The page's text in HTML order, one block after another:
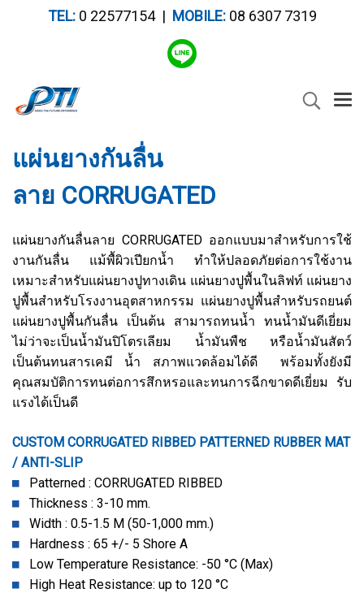
TEL:0 22577154 | MOBILE: 08 6307 7319
แผ่นยางกันลื่น
ลาย CORRUGATED
แผ่นยางกันลื่นลาย CORRUGATED ออกแบบมาสำหรับการใช้
งานกันลื่น แม้พื้ผิวเปียกน้ำ ทำให้ปลอดภัยต่อการใช้งาน
เหมาะสำหรับแผ่นยางปูทางเดิน แผ่นยางปูพื้นในลิฟท์ แผ่นยาง
ปูพื้นสำหรับโรงงานอุตสาหกรรม แผ่นยางปูพื้นสำหรับรถยนต์
แผ่นยางปูพื้นกันลื่น เป็นต้น สามารถทนน้ำ ทนน้ำมันดีเยี่ยม
ไม่ว่าจะเป็นน้ำมันปิโตรเลียม น้ำมันพืช หรือน้ำมันสัตว์
เป็นต้นทนสารเคมี น้ำ สภาพแวดล้อมได้ดี พร้อมทั้งยังมี
คุณสมบัติการทนต่อการสึกหรอและทนการฉีกขาดดีเยี่ยม รับ
แรงได้เป็นดี
CUSTOM CORRUGATED RIBBED PATTERNED RUBBER MAT
/ ANTI-SLIP
Patterned : CORRUGATED RIBBED
Thickness : 3-10 mm.
Width : 0.5-1.5 M (50-1,000 mm.)
Hardness : 65 +/- 5 Shore A
Low Temperature Resistance: -50 °C (Max)
High Heat Resistance: up to 120 °C